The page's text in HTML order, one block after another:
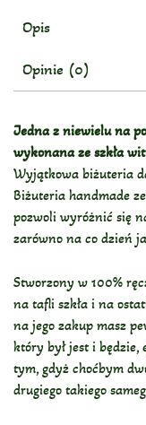
Opis
Opinie (0)
Jedna z niewielu na
wykonana ze szkła
Wyjątkowa biżuteria
Biżuteria handmade
pozwoli wyróżnić się
zarówno na co dzień
Stworzony w 100%
na tafli szkła i na
na jego zakup masz
który był jest i będzie,
tym, gdyż choćbym
drugiego takiego